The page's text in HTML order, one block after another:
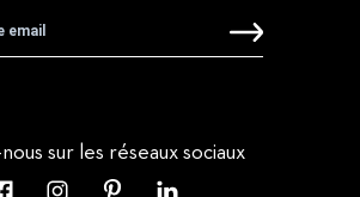
sur les réseaux sociaux